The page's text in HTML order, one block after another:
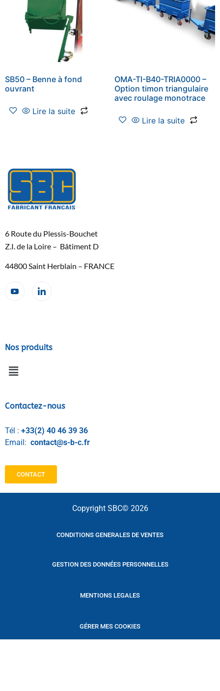
SB50 – Benne à fond
ouvrant
Lire la suite
OMA-TI-B40-TRIA0000 –
Option timon triangulaire
avec roulage monotrace
Lire la suite
6 Route du Plessis-Bouchet
Z.I. de la Loire – Bâtiment D
44800 Saint Herblain – FRANCE
Nos produits
Contactez-nous
Tél : +33(2) 40 46 39 36
Email: contact@s-b-c.fr
CONTACT
Copyright SBC© 2026
CONDITIONS GENERALES DE VENTES
GESTION DES DONNÉES PERSONNELLES
MENTIONS LEGALES
GÉRER MES COOKIES